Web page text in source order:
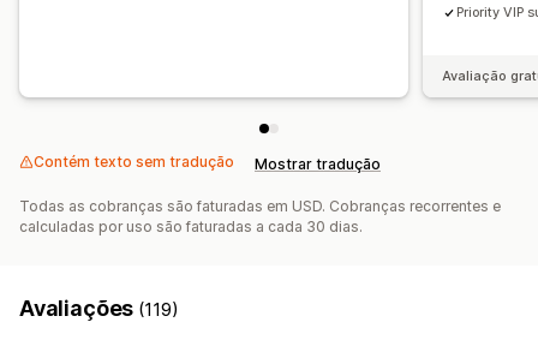
Priority VIP
Avaliação
Contém texto sem tradução Mostrar tradução
Todas as cobranças são faturadas em USD. Cobranças recorrentes e
calculadas por uso são faturadas a cada 30 dias.
Avaliações (119)